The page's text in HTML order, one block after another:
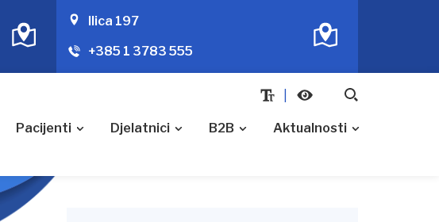
Ilica 197
+385 1 3783 555
Pacijenti Djelatnici B2B Aktualnosti